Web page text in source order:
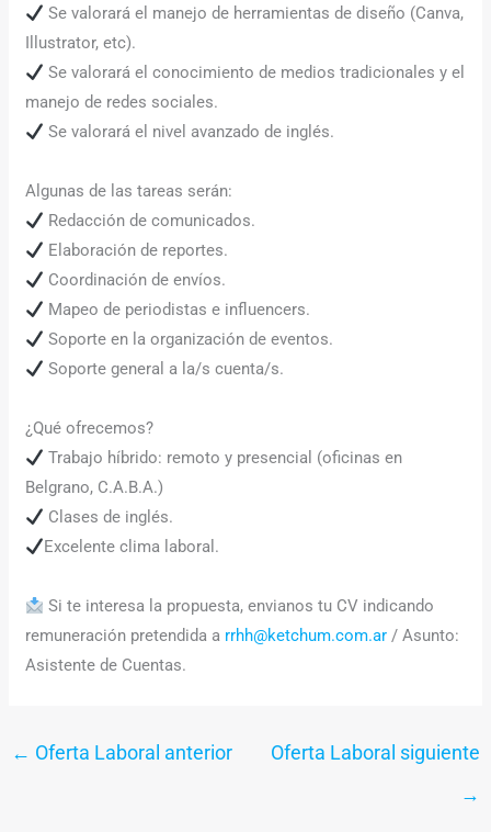
Se valorará el manejo de herramientas de diseño (Canva,
Illustrator, etc).
Se valorará el conocimiento de medios tradicionales y el
manejo de redes sociales.
Se valorará el nivel avanzado de inglés.
Algunas de las tareas serán:
Redacción de comunicados.
Elaboración de reportes.
Coordinación de envíos.
Mapeo de periodistas e influencers.
Soporte en la organización de eventos.
Soporte general a la/s cuenta/s.
¿Qué ofrecemos?
Trabajo híbrido: remoto y presencial (oficinas en
Belgrano, C.A.B.A.)
Clases de inglés.
Excelente clima laboral.
Si te interesa la propuesta, envianos tu CV indicando
remuneración pretendida a rrhh@ketchum.com.ar / Asunto:
Asistente de Cuentas.
← Oferta Laboral anterior
Oferta Laboral siguiente
→